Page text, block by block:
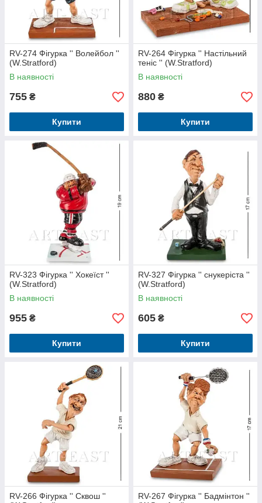
RV-274 Фігурка '' Волейбол ''
(W.Stratford)
В наявності
755 ₴
Купити
RV-264 Фігурка '' Настільний
теніс '' (W.Stratford)
В наявності
880 ₴
Купити
RV-323 Фігурка '' Хокеїст ''
(W.Stratford)
В наявності
955 ₴
Купити
RV-327 Фігурка '' снукеріста ''
(W.Stratford)
В наявності
605 ₴
Купити
RV-266 Фігурка '' Сквош ''
RV-267 Фігурка '' Бадмінтон ''